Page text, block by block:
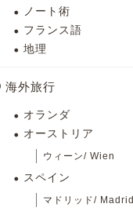
ノート術
フランス語
地理
海外旅行
オランダ
オーストリア
ウィーン/ Wien
スペイン
マドリッド/ Madrid